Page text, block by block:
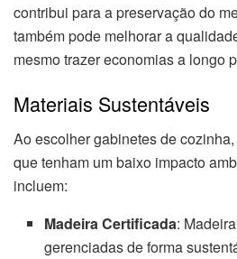
contribui para a preservação do
também pode melhorar a
mesmo trazer economias a longo
Materiais Sustentáveis
Ao escolher gabinetes de
que tenham um baixo impacto
incluem:
Madeira Certificada:
gerenciadas de forma